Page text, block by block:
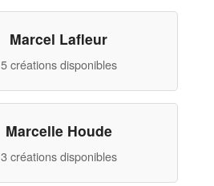
Marcel Lafleur
5 créations disponibles
Marcelle Houde
3 créations disponibles